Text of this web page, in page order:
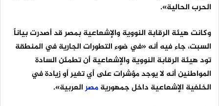
الحرب الحالية».
وكانت هيئة الرقابة النووية والإشعاعية بمصر قد أصدرت بياناً
السبت، جاء فيه أنه «في ضوء التطورات الجارية في المنطقة
تود هيئة الرقابة النووية والإشعاعية أن تطمئن السادة
المواطنين أنه لا يوجد مؤشرات على أي تغير أو زيادة في
الخلفية الإشعاعية داخل جمهوريةمصرالعربية».